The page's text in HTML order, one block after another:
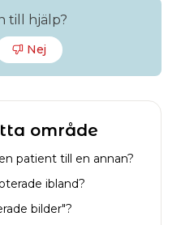
till hjälp?
Nej
område
patient till en annan?
ibland?
bilder"?